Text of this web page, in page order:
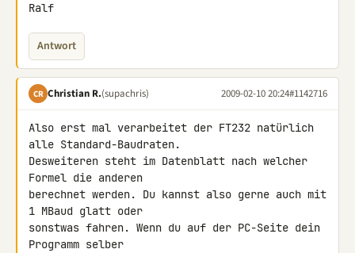
Ralf
Antwort
CR Christian R.(supachris) 2009-02-10 20:24#1142716
Also erst mal verarbeitet der FT232 natürlich
alle Standard-Baudraten.
Desweiteren steht im Datenblatt nach welcher
Formel die anderen
berechnet werden. Du kannst also gerne auch mit
1 MBaud glatt oder
sonstwas fahren. Wenn du auf der PC-Seite dein
Programm selber